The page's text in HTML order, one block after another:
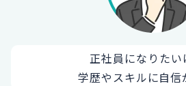
正社員になりたい
学歴やスキルに自